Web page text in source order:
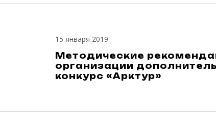
15 января 2019
Методические
организации
конкурс «Арктур»